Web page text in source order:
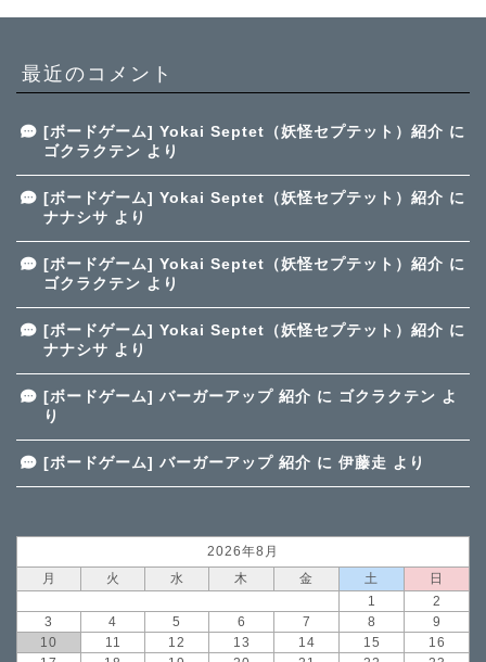
最近のコメント
[ボードゲーム] Yokai Septet（妖怪セプテット）紹介 に
ゴクラクテン より
[ボードゲーム] Yokai Septet（妖怪セプテット）紹介 に
ナナシサ より
[ボードゲーム] Yokai Septet（妖怪セプテット）紹介 に
ゴクラクテン より
[ボードゲーム] Yokai Septet（妖怪セプテット）紹介 に
ナナシサ より
[ボードゲーム] バーガーアップ 紹介 に ゴクラクテン よ
り
[ボードゲーム] バーガーアップ 紹介 に 伊藤走 より
2026年8月
月
火 水 木 金 土
日
1
2
3
4 5 6 7 8
9
10
11 12 13 14 15
16